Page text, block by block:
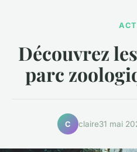
Découvrez
parc
C claire31 mai